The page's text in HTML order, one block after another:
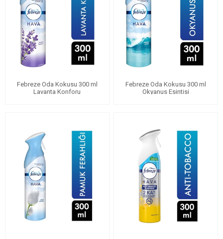
Febreze Oda Kokusu 300 ml
Lavanta Konforu
Febreze Oda Kokusu 300 ml
Okyanus Esintisi